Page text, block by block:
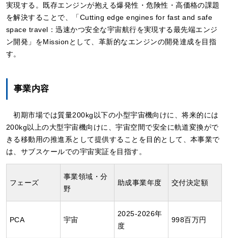
実現する。既存エンジンが抱える爆発性・危険性・高価格の課題
を解決することで、「Cutting edge engines for fast and safe
space travel：迅速かつ安全な宇宙航行を実現する最先端エンジ
ン開発」をMissionとして、革新的なエンジンの開発達成を目指
す。
事業内容
初期市場では質量200kg以下の小型宇宙機向けに、将来的には
200kg以上の大型宇宙機向けに、宇宙空間で安全に軌道変換がで
きる移動用の推進系として提供することを目的として、本事業で
は、サブスケールでの宇宙実証を目指す。
フェーズ
事業領域・分
野
助成事業年度 交付決定額
PCA 宇宙
2025-2026年
度
998百万円